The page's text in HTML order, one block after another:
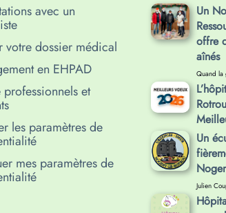
avec un
votre dossier médical
en EHPAD
professionnels et
les paramètres de
mes paramètres de
Un
offre
aînés
Quand la
Un
Julien